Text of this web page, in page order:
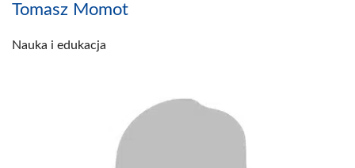
Tomasz Momot
Nauka i edukacja